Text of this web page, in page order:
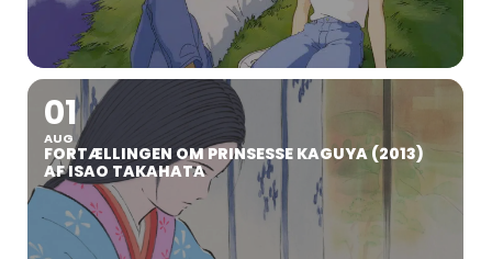
01
AUG
FORTÆLLINGEN OM PRINSESSE KAGUYA (2013)
AF ISAO TAKAHATA